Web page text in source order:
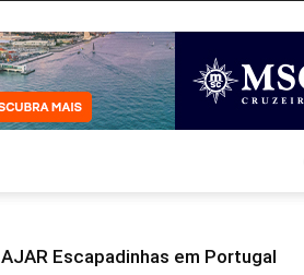
Escapadinhas em Portugal